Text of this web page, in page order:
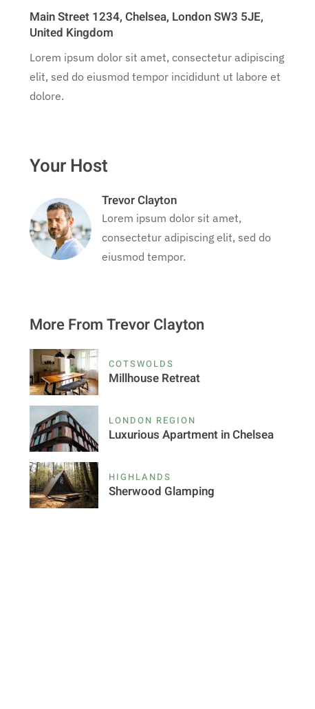
Main Street 1234, Chelsea, London SW3 5JE,
United Kingdom
Lorem ipsum dolor sit amet, consectetur adipiscing
elit, sed do eiusmod tempor incididunt ut labore et
dolore.
Your Host
Trevor Clayton
Lorem ipsum dolor sit amet,
consectetur adipiscing elit, sed do
eiusmod tempor.
More From Trevor Clayton
COTSWOLDS
Millhouse Retreat
LONDON REGION
Luxurious Apartment in Chelsea
HIGHLANDS
Sherwood Glamping